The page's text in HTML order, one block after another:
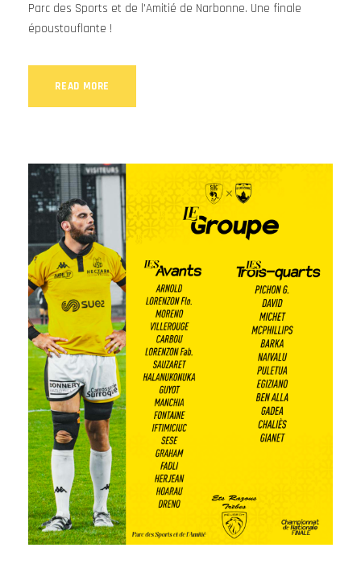
Parc des Sports et de l'Amitié de Narbonne. Une finale
époustouflante !
READ MORE